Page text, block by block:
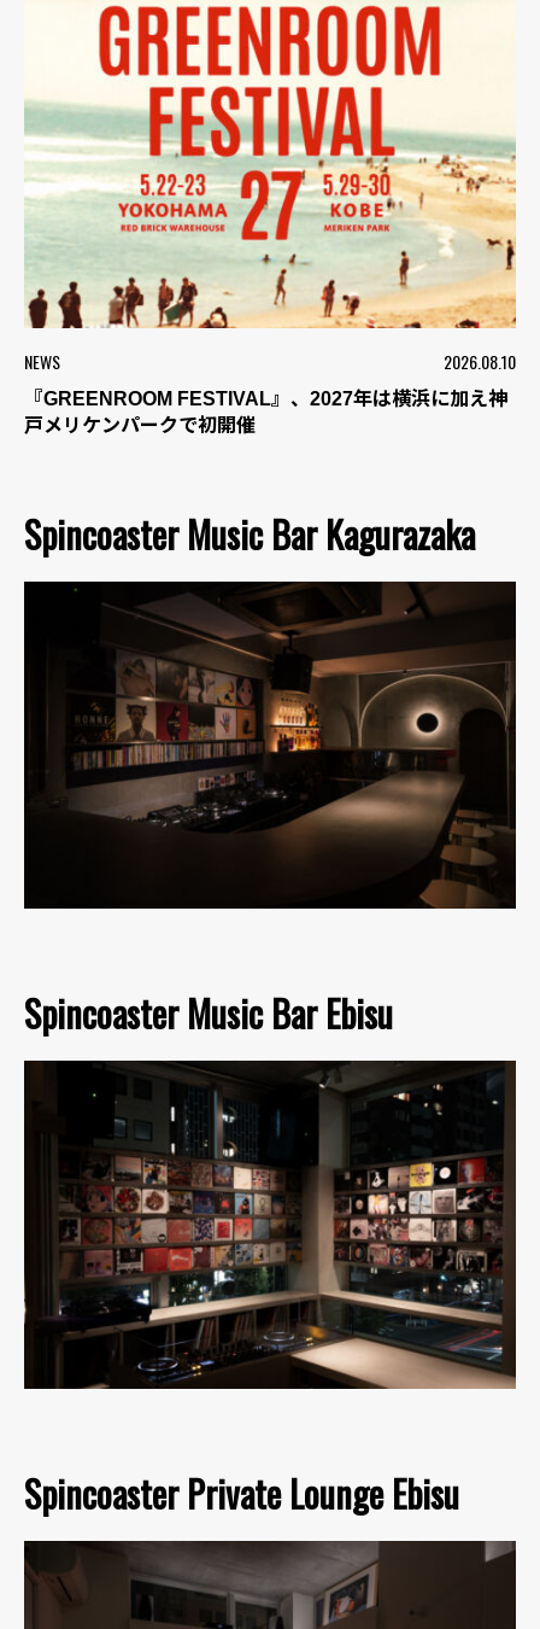
NEWS 2026.08.10
『GREENROOM FESTIVAL』、2027年は横浜に加え神
戸メリケンパークで初開催
Spincoaster Music Bar Kagurazaka
Spincoaster Music Bar Ebisu
Spincoaster Private Lounge Ebisu